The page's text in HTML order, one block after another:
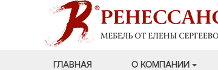
ГЛАВНАЯ О КОМПАНИИ